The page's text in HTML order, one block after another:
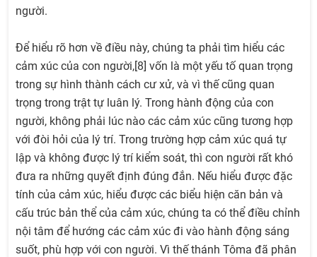
người.
Để hiểu rõ hơn về điều này, chúng ta phải tìm hiểu các
cảm xúc của con người,[8] vốn là một yếu tố quan trọng
trong sự hình thành cách cư xử, và vì thế cũng quan
trọng trong trật tự luân lý. Trong hành động của con
người, không phải lúc nào các cảm xúc cũng tương hợp
với đòi hỏi của lý trí. Trong trường hợp cảm xúc quá tự
lập và không được lý trí kiểm soát, thì con người rất khó
đưa ra những quyết định đúng đắn. Nếu hiểu được đặc
tính của cảm xúc, hiểu được các biểu hiện căn bản và
cấu trúc bản thể của cảm xúc, chúng ta có thể điều chỉnh
nội tâm để hướng các cảm xúc đi vào hành động sáng
suốt, phù hợp với con người. Vì thế thánh Tôma đã phân